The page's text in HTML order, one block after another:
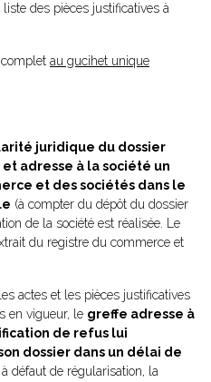
des pièces justificatives à
complet au gucihet unique
juridique du dossier
adresse à la société un
et des sociétés dans le
(à compter du dépôt du dossier
de la société est réalisée. Le
du registre du commerce et
actes et les pièces justificatives
en vigueur, le greffe adresse à
de refus lui
dossier dans un délai de
défaut de régularisation, la